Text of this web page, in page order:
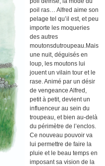
poil ras… Alfred aime son
pelage tel qu’il est, et peu
importe les moqueries
des autres
moutonsdutroupeau.Mais
une nuit, déguisés en
loup, les moutons lui
jouent un vilain tour et le
rase. Animé par un désir
de vengeance Alfred,
petit à petit, devient un
influenceur au sein du
troupeau, et bien au-delà
du périmètre de l’enclos.
Ce nouveau pouvoir va
lui permettre de faire la
pluie et le beau temps en
imposant sa vision de la